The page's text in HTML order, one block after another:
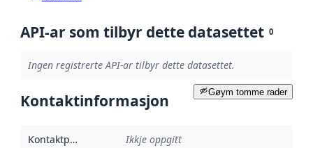
API-ar som tilbyr dette datasettet 0
Ingen registrerte API-ar tilbyr dette datasettet.
Gøym tomme rader
Kontaktinformasjon
Kontaktpunkt Ikkje oppgitt